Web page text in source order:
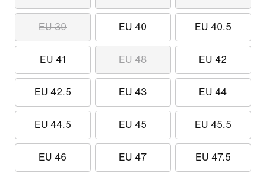
EU 39 EU 40 EU 40.5
EU 41 EU 48 EU 42
EU 42.5 EU 43 EU 44
EU 44.5 EU 45 EU 45.5
EU 46 EU 47 EU 47.5